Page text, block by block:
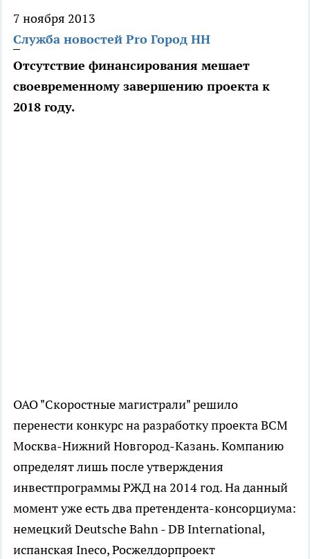
7 ноября 2013
Служба новостей Pro Город НН
Отсутствие финансирования мешает
своевременному завершению проекта к
2018 году.
ОАО "Скоростные магистрали" решило
перенести конкурс на разработку проекта ВСМ
Москва-Нижний Новгород-Казань. Компанию
определят лишь после утверждения
инвестпрограммы РЖД на 2014 год. На данный
момент уже есть два претендента-консорциума:
немецкий Deutsche Bahn - DB International,
испанская Ineco, Росжелдорпроект